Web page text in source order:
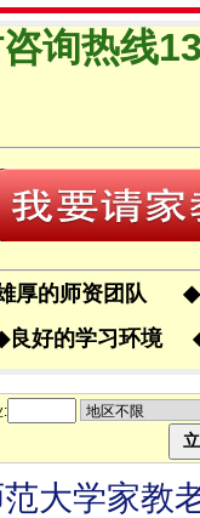
询热线
厚的师资团队 ◆
良好的学习环境
:
大学家教